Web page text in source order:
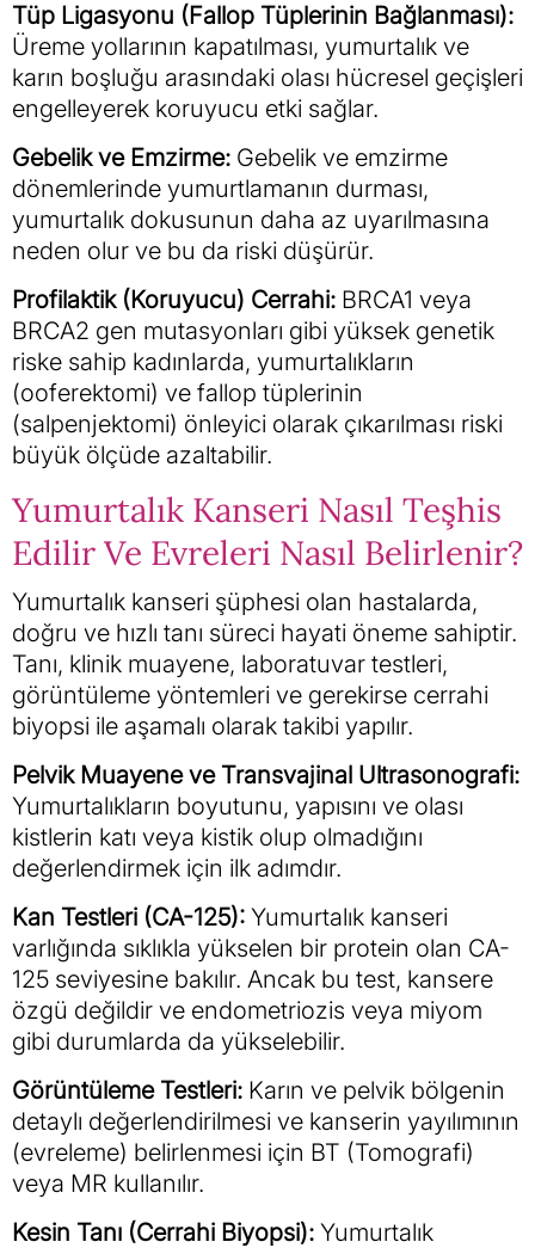
Tüp Ligasyonu (Fallop Tüplerinin Bağlanması):
Üreme yollarının kapatılması, yumurtalık ve
karın boşluğu arasındaki olası hücresel geçişleri
engelleyerek koruyucu etki sağlar.
Gebelik ve Emzirme: Gebelik ve emzirme
dönemlerinde yumurtlamanın durması,
yumurtalık dokusunun daha az uyarılmasına
neden olur ve bu da riski düşürür.
Profilaktik (Koruyucu) Cerrahi: BRCA1 veya
BRCA2 gen mutasyonları gibi yüksek genetik
riske sahip kadınlarda, yumurtalıkların
(ooferektomi) ve fallop tüplerinin
(salpenjektomi) önleyici olarak çıkarılması riski
büyük ölçüde azaltabilir.
Yumurtalık Kanseri Nasıl Teşhis
Edilir Ve Evreleri Nasıl Belirlenir?
Yumurtalık kanseri şüphesi olan hastalarda,
doğru ve hızlı tanı süreci hayati öneme sahiptir.
Tanı, klinik muayene, laboratuvar testleri,
görüntüleme yöntemleri ve gerekirse cerrahi
biyopsi ile aşamalı olarak takibi yapılır.
Pelvik Muayene ve Transvajinal Ultrasonografi:
Yumurtalıkların boyutunu, yapısını ve olası
kistlerin katı veya kistik olup olmadığını
değerlendirmek için ilk adımdır.
Kan Testleri (CA-125): Yumurtalık kanseri
varlığında sıklıkla yükselen bir protein olan CA-
125 seviyesine bakılır. Ancak bu test, kansere
özgü değildir ve endometriozis veya miyom
gibi durumlarda da yükselebilir.
Görüntüleme Testleri: Karın ve pelvik bölgenin
detaylı değerlendirilmesi ve kanserin yayılımının
(evreleme) belirlenmesi için BT (Tomografi)
veya MR kullanılır.
Kesin Tanı (Cerrahi Biyopsi): Yumurtalık